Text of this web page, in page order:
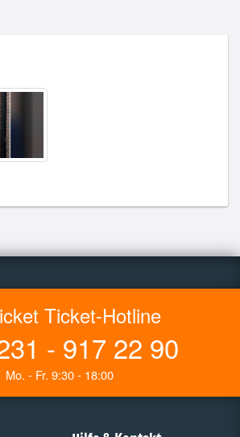
Ticket-Hotline
- 917 22 90
Mo. - Fr. 9:30 - 18:00